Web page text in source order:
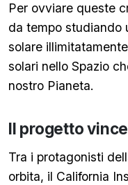
Per ovviare queste
da tempo studiando
solare
solari nello Spazio
nostro Pianeta.
Il progetto
Tra i protagonisti
orbita, il California